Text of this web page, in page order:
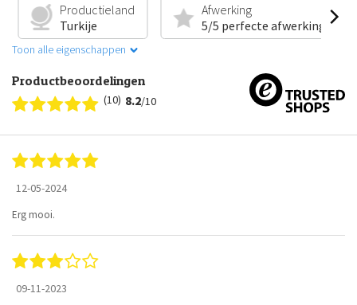
Productieland
Turkije
Afwerking
5/5 perfecte afwerking
Toon alle eigenschappen
Productbeoordelingen
(10) 8.2/10
12-05-2024
Erg mooi.
09-11-2023